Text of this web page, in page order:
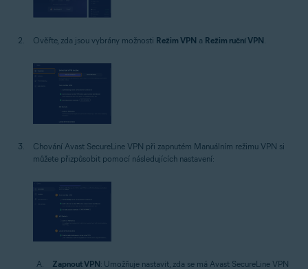
Ověřte, zda jsou vybrány možnosti Režim VPN a Režim ruční VPN.
Chování Avast SecureLine VPN při zapnutém Manuálním režimu VPN si
můžete přizpůsobit pomocí následujících nastavení:
Zapnout VPN: Umožňuje nastavit, zda se má Avast SecureLine VPN